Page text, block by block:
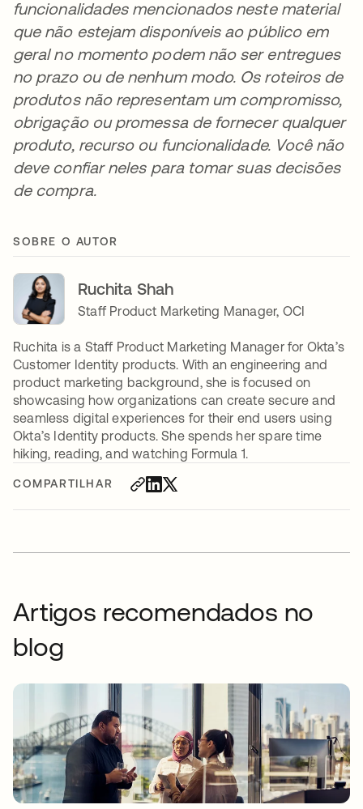
COMPARTILHAR
funcionalidades mencionados neste material
que não estejam disponíveis ao público em
geral no momento podem não ser entregues
no prazo ou de nenhum modo. Os roteiros de
produtos não representam um compromisso,
obrigação ou promessa de fornecer qualquer
produto, recurso ou funcionalidade. Você não
deve confiar neles para tomar suas decisões
de compra.
SOBRE O AUTOR
Ruchita Shah
Staff Product Marketing Manager, OCI
Ruchita is a Staff Product Marketing Manager for Okta’s
Customer Identity products. With an engineering and
product marketing background, she is focused on
showcasing how organizations can create secure and
seamless digital experiences for their end users using
Okta’s Identity products. She spends her spare time
hiking, reading, and watching Formula 1.
Artigos recomendados no
blog